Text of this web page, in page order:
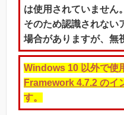
は使用されていません。
そのため認識されない
場合がありますが、無
Windows 10 以外で使
Framework 4.7.2 のイ
す。